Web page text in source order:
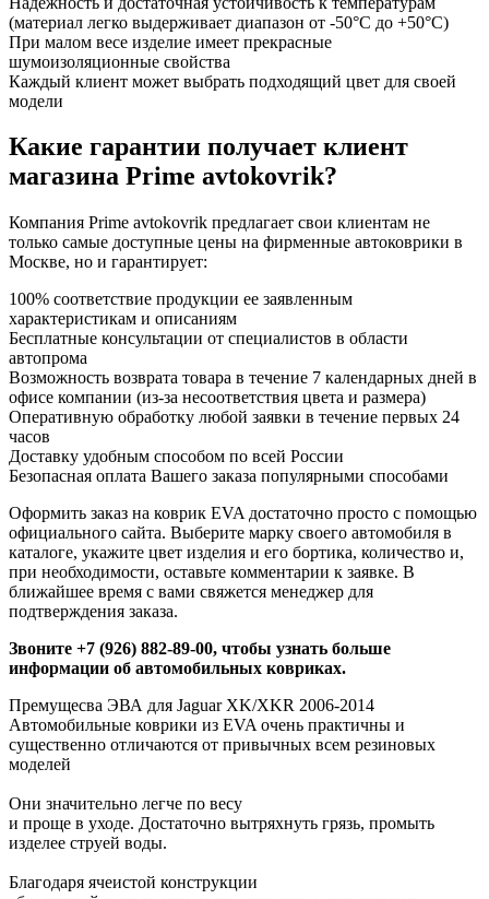
(материал легко выдерживает диапазон от -50°С до +50°С)
При малом весе изделие имеет прекрасные
шумоизоляционные свойства
Каждый клиент может выбрать подходящий цвет для своей
модели
Какие гарантии получает клиент
магазина Prime avtokovrik?
Компания Prime avtokovrik предлагает свои клиентам не
только самые доступные цены на фирменные автоковрики в
Москве, но и гарантирует:
100% соответствие продукции ее заявленным
характеристикам и описаниям
Бесплатные консультации от специалистов в области
автопрома
Возможность возврата товара в течение 7 календарных дней в
офисе компании (из-за несоответствия цвета и размера)
Оперативную обработку любой заявки в течение первых 24
часов
Доставку удобным способом по всей России
Безопасная оплата Вашего заказа популярными способами
Оформить заказ на коврик EVA достаточно просто с помощью
официального сайта. Выберите марку своего автомобиля в
каталоге, укажите цвет изделия и его бортика, количество и,
при необходимости, оставьте комментарии к заявке. В
ближайшее время с вами свяжется менеджер для
подтверждения заказа.
Звоните +7 (926) 882-89-00, чтобы узнать больше
информации об автомобильных ковриках.
Премущесва ЭВА для Jaguar XK/XKR 2006-2014
Автомобильные коврики из EVA очень практичны и
существенно отличаются от привычных всем резиновых
моделей
Они значительно легче по весу
и проще в уходе. Достаточно вытряхнуть грязь, промыть
изделее струей воды.
Благодаря ячеистой конструкции